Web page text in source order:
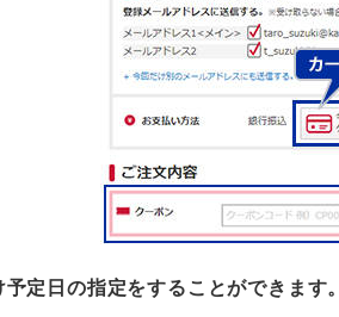
予定日の指定をすることができます。